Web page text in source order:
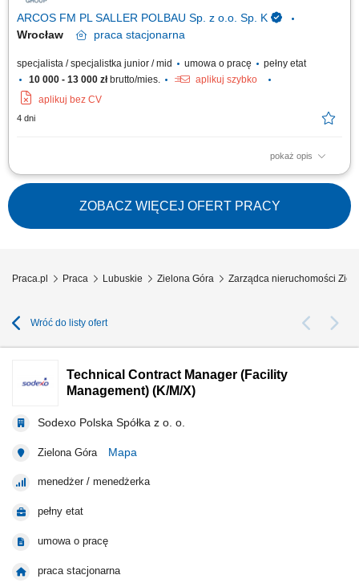
wyposażenia oraz zgłaszanie potrzeb...
ARCOS FM PL SALLER POLBAU Sp. z o.o. Sp. K
Wrocław
praca stacjonarna
specjalista / specjalistka junior / mid umowa o pracę
pełny etat
10 000 - 13 000 złbrutto/mies.
aplikuj szybko
aplikuj bez CV
4 dni
pokaż opis
Ciekawe projekty Zarządzanie nieruchomościami: Samodzielnie
zarządzasz naszymi nieruchomościami handlowymi (np. centrami
handlowymi) oraz koordynujesz działania techniczne i handlowe we
współpracy z wewnętrznymi działami specjalistycznymi. Obsługa
techniczna: Zapewniasz bieżącą...
ZOBACZ WIĘCEJ OFERT PRACY
Praca.pl Praca Lubuskie Zielona Góra Zarządca nieruchomości
Wróć do listy ofert
Technical Contract Manager (Facility
Management) (K/M/X)
Sodexo Polska Spółka z o. o.
Zielona Góra Mapa
menedżer / menedżerka
pełny etat
umowa o pracę
praca stacjonarna